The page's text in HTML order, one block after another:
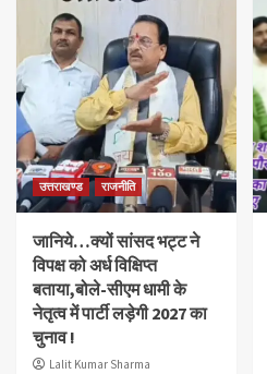
उत्तराखण्ड राजनीति
जानिये…क्यों सांसद भट्ट ने
विपक्ष को अर्ध विक्षिप्त
बताया,बोले-सीएम धामी के
नेतृत्व में पार्टी लड़ेगी 2027 का
चुनाव !
Lalit Kumar Sharma